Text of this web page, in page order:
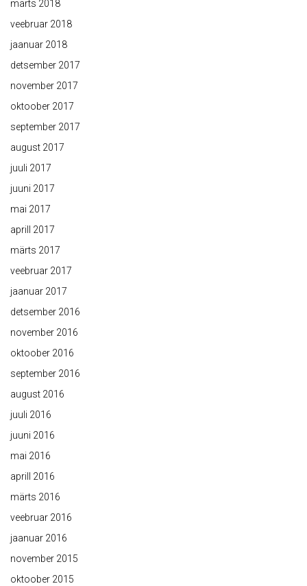
märts 2018
veebruar 2018
jaanuar 2018
detsember 2017
november 2017
oktoober 2017
september 2017
august 2017
juuli 2017
juuni 2017
mai 2017
aprill 2017
märts 2017
veebruar 2017
jaanuar 2017
detsember 2016
november 2016
oktoober 2016
september 2016
august 2016
juuli 2016
juuni 2016
mai 2016
aprill 2016
märts 2016
veebruar 2016
jaanuar 2016
november 2015
oktoober 2015